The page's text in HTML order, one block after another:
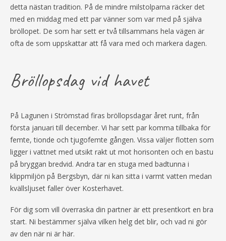
detta nästan tradition. På de mindre milstolparna räcker det
med en middag med ett par vänner som var med på själva
bröllopet. De som har sett er två tillsammans hela vägen är
ofta de som uppskattar att få vara med och markera dagen.
Bröllopsdag vid havet
På Lagunen i Strömstad firas bröllopsdagar året runt, från
första januari till december. Vi har sett par komma tillbaka för
femte, tionde och tjugofemte gången. Vissa väljer flotten som
ligger i vattnet med utsikt rakt ut mot horisonten och en bastu
på bryggan bredvid. Andra tar en stuga med badtunna i
klippmiljön på Bergsbyn, där ni kan sitta i varmt vatten medan
kvällsljuset faller över Kosterhavet.
För dig som vill överraska din partner är ett presentkort en bra
start. Ni bestämmer själva vilken helg det blir, och vad ni gör
av den när ni är här.